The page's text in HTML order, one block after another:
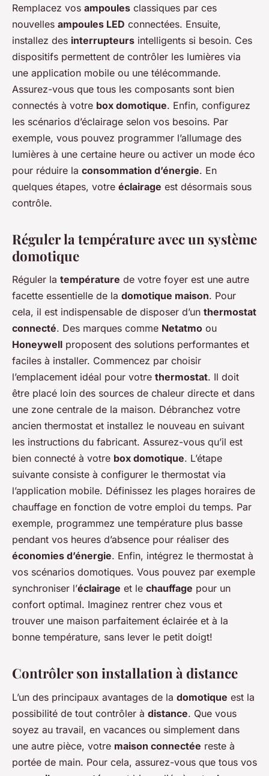
Remplacez vos ampoules classiques par ces
nouvelles ampoules LED connectées. Ensuite,
installez des interrupteurs intelligents si besoin. Ces
dispositifs permettent de contrôler les lumières via
une application mobile ou une télécommande.
Assurez-vous que tous les composants sont bien
connectés à votre box domotique. Enfin, configurez
les scénarios d’éclairage selon vos besoins. Par
exemple, vous pouvez programmer l’allumage des
lumières à une certaine heure ou activer un mode éco
pour réduire la consommation d’énergie. En
quelques étapes, votre éclairage est désormais sous
contrôle.
Réguler la température avec un système
domotique
Réguler la température de votre foyer est une autre
facette essentielle de la domotique maison. Pour
cela, il est indispensable de disposer d’un thermostat
connecté. Des marques comme Netatmo ou
Honeywell proposent des solutions performantes et
faciles à installer. Commencez par choisir
l’emplacement idéal pour votre thermostat. Il doit
être placé loin des sources de chaleur directe et dans
une zone centrale de la maison. Débranchez votre
ancien thermostat et installez le nouveau en suivant
les instructions du fabricant. Assurez-vous qu’il est
bien connecté à votre box domotique. L’étape
suivante consiste à configurer le thermostat via
l’application mobile. Définissez les plages horaires de
chauffage en fonction de votre emploi du temps. Par
exemple, programmez une température plus basse
pendant vos heures d’absence pour réaliser des
économies d’énergie. Enfin, intégrez le thermostat à
vos scénarios domotiques. Vous pouvez par exemple
synchroniser l’éclairage et le chauffage pour un
confort optimal. Imaginez rentrer chez vous et
trouver une maison parfaitement éclairée et à la
bonne température, sans lever le petit doigt!
Contrôler son installation à distance
L’un des principaux avantages de la domotique est la
possibilité de tout contrôler à distance. Que vous
soyez au travail, en vacances ou simplement dans
une autre pièce, votre maison connectée reste à
portée de main. Pour cela, assurez-vous que tous vos